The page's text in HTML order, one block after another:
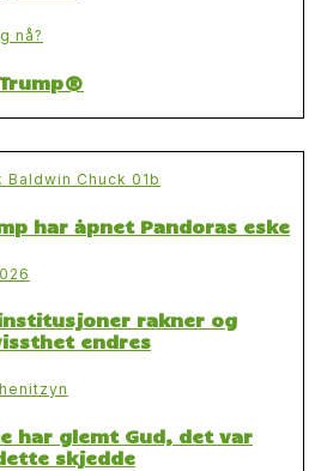
har åpnet Pandoras eske
rakner og
endres
har glemt Gud, det var
skjedde